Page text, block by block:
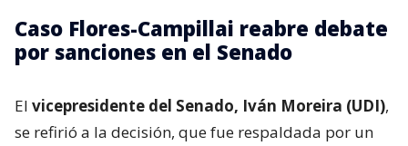
Caso Flores-Campillai reabre debate
por sanciones en el Senado
El vicepresidente del Senado, Iván Moreira (UDI),
se refirió a la decisión, que fue respaldada por un